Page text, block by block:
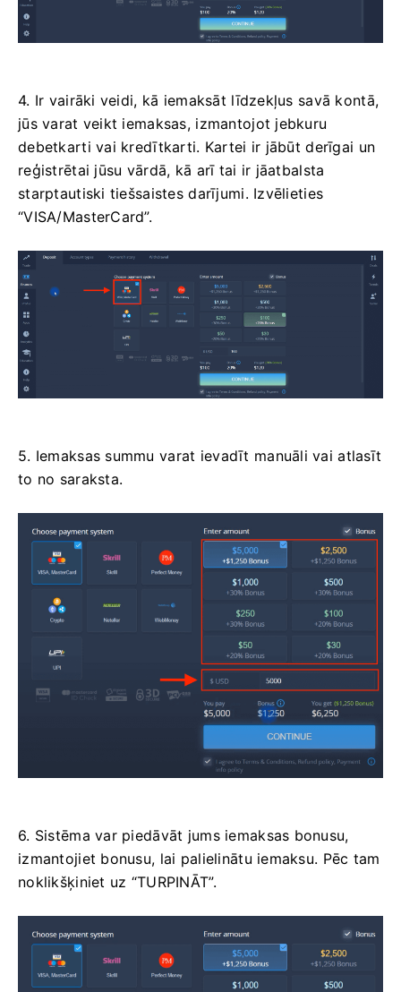
4. Ir vairāki veidi, kā iemaksāt līdzekļus savā kontā,
jūs varat veikt iemaksas, izmantojot jebkuru
debetkarti vai kredītkarti. Kartei ir jābūt derīgai un
reģistrētai jūsu vārdā, kā arī tai ir jāatbalsta
starptautiski tiešsaistes darījumi. Izvēlieties
“VISA/MasterCard”.
5. Iemaksas summu varat ievadīt manuāli vai atlasīt
to no saraksta.
6. Sistēma var piedāvāt jums iemaksas bonusu,
izmantojiet bonusu, lai palielinātu iemaksu. Pēc tam
noklikšķiniet uz “TURPINĀT”.